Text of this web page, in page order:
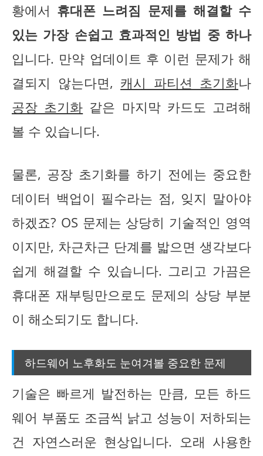
황에서 휴대폰 느려짐 문제를 해결할 수
있는 가장 손쉽고 효과적인 방법 중 하나
입니다. 만약 업데이트 후 이런 문제가 해
결되지 않는다면, 캐시 파티션 초기화나
공장 초기화 같은 마지막 카드도 고려해
볼 수 있습니다.
물론, 공장 초기화를 하기 전에는 중요한
데이터 백업이 필수라는 점, 잊지 말아야
하겠죠? OS 문제는 상당히 기술적인 영역
이지만, 차근차근 단계를 밟으면 생각보다
쉽게 해결할 수 있습니다. 그리고 가끔은
휴대폰 재부팅만으로도 문제의 상당 부분
이 해소되기도 합니다.
하드웨어 노후화도 눈여겨볼 중요한 문제
기술은 빠르게 발전하는 만큼, 모든 하드
웨어 부품도 조금씩 낡고 성능이 저하되는
건 자연스러운 현상입니다. 오래 사용한